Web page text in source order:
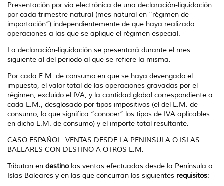
Presentación por vía electrónica de una declaración-liquidación
por cada trimestre natural (mes natural en “régimen de
importación”) independientemente de que haya realizado
operaciones a las que se aplique el régimen especial.
La declaración-liquidación se presentará durante el mes
siguiente al del periodo al que se refiere la misma.
Por cada E.M. de consumo en que se haya devengado el
impuesto, el valor total de las operaciones gravadas por el
régimen, excluido el IVA, y la cantidad global correspondiente a
cada E.M., desglosado por tipos impositivos (el del E.M. de
consumo, lo que significa “conocer” los tipos de IVA aplicables
en dicho E.M. de consumo) y el importe total resultante.
CASO ESPAÑOL: VENTAS DESDE LA PENINSULA O ISLAS
BALEARES CON DESTINO A OTROS E.M.
Tributan en destinolas ventas efectuadas desde la Península o
Islas Baleares y en las que concurran los siguientes requisitos: